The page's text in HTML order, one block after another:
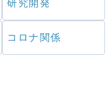
研究開発
コロナ関係